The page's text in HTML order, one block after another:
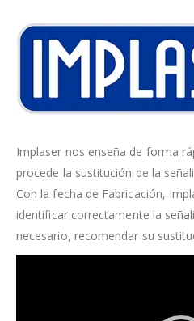
Implaser nos enseña de forma
procede la sustitución de la
Con la fecha de Fabricación,
identificar correctamente la
necesario, recomendar su